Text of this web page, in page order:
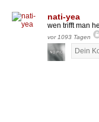
nati-yea
wen trifft man
vor 1093 Tagen